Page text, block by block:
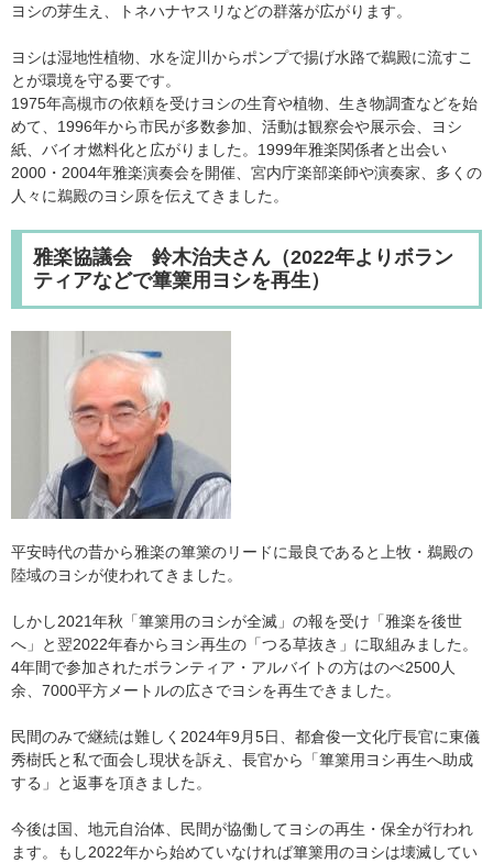
ヨシの芽生え、トネハナヤスリなどの群落が広がります。
ヨシは湿地性植物、水を淀川からポンプで揚げ水路で鵜殿に流すこ
とが環境を守る要です。
1975年高槻市の依頼を受けヨシの生育や植物、生き物調査などを始
めて、1996年から市民が多数参加、活動は観察会や展示会、ヨシ
紙、バイオ燃料化と広がりました。1999年雅楽関係者と出会い
2000・2004年雅楽演奏会を開催、宮内庁楽部楽師や演奏家、多くの
人々に鵜殿のヨシ原を伝えてきました。
雅楽協議会 鈴木治夫さん（2022年よりボラン
ティアなどで篳篥用ヨシを再生）
平安時代の昔から雅楽の篳篥のリードに最良であると上牧・鵜殿の
陸域のヨシが使われてきました。
しかし2021年秋「篳篥用のヨシが全滅」の報を受け「雅楽を後世
へ」と翌2022年春からヨシ再生の「つる草抜き」に取組みました。
4年間で参加されたボランティア・アルバイトの方はのべ2500人
余、7000平方メートルの広さでヨシを再生できました。
民間のみで継続は難しく2024年9月5日、都倉俊一文化庁長官に東儀
秀樹氏と私で面会し現状を訴え、長官から「篳篥用ヨシ再生へ助成
する」と返事を頂きました。
今後は国、地元自治体、民間が協働してヨシの再生・保全が行われ
ます。もし2022年から始めていなければ篳篥用のヨシは壊滅してい